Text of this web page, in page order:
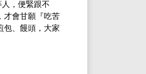
，便緊跟不
才會甘願『吃苦
包、饅頭，大家